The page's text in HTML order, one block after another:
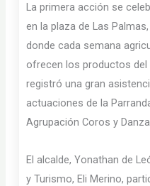
La primera acción se
en la plaza de Las
donde cada semana
ofrecen los productos
registró una gran
actuaciones de la
Agrupación Coros y
El alcalde, Yonathan de
y Turismo, Eli Merino,